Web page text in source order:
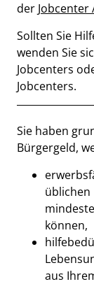
der Jobcenter
Sollten Sie
wenden Sie
Jobcenters
Jobcenters.
Sie haben
Bürgergeld,
üblichen
können,
aus